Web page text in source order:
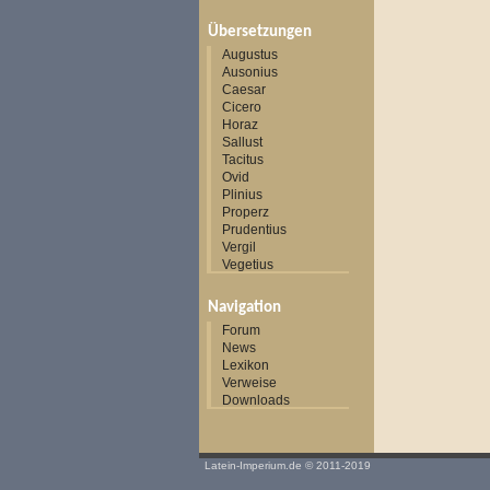
Übersetzungen
Augustus
Ausonius
Caesar
Cicero
Horaz
Sallust
Tacitus
Ovid
Plinius
Properz
Prudentius
Vergil
Vegetius
Navigation
Forum
News
Lexikon
Verweise
Downloads
Latein-Imperium.de © 2011-2019